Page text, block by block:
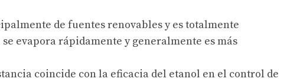
de fuentes renovables y es totalmente
evapora rápidamente y generalmente es más
coincide con la eficacia del etanol en el control de